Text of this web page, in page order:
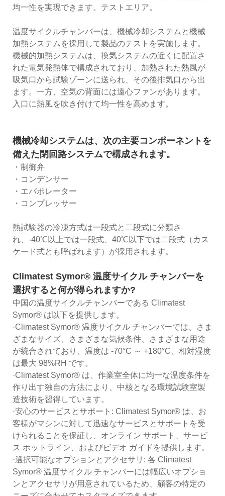
均一性を実現できます。テストエリア。
温度サイクルチャンバーは、機械冷却システムと機械
加熱システムを採用して製品のテストを実施します。
機械的加熱システムは、換気システムの近くに配置さ
れた電気発熱体で構成されており、加熱された熱風が
吸気口から試験ゾーンに送られ、その後排気口から出
ます。一方、空気の背面には遠心ファンがあります。
入口に熱風を吹き付けて均一性を高めます。
機械冷却システムは、次の主要コンポーネントを
備えた閉回路システムで構成されます。
・制御弁
・コンデンサー
・エバポレーター
・コンプレッサー
熱試験器の冷凍方式は一段式と二段式に分類さ
れ、-40℃以上では一段式、40℃以下では二段式（カス
ケード式とも呼ばれます）が採用されます。
Climatest Symor® 温度サイクル チャンバーを
選択すると何が得られますか?
中国の温度サイクルチャンバーである Climatest
Symor® は以下を提供します。
·Climatest Symor® 温度サイクル チャンバーでは、さま
ざまなサイズ、さまざまな気候条件、さまざまな用途
が統合されており、温度は -70°C ～ +180°C、相対湿度
は最大 98%RH です。
·Climatest Symor® は、作業室全体に均一な温度条件を
作り出す独自の方法により、中核となる環境試験室製
造技術を習得しています。
·安心のサービスとサポート: Climatest Symor® は、お
客様がマシンに対して迅速なサービスとサポートを受
けられることを保証し、オンライン サポート、サービ
ス ホットライン、およびビデオ ガイドを提供します。
·選択可能なオプションとアクセサリ: 各 Climatest
Symor® 温度サイクル チャンバーには幅広いオプショ
ンとアクセサリが用意されているため、顧客の特定の